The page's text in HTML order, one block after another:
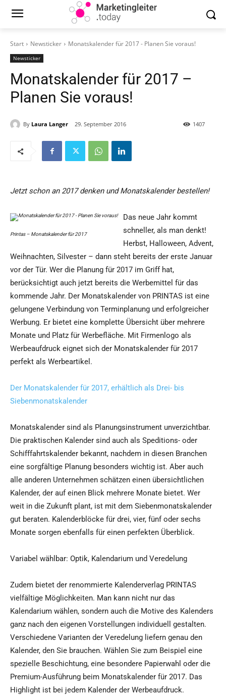
Start Newsticker Monatskalender für 2017 - Planen Sie voraus!
Newsticker
Monatskalender für 2017 –
Planen Sie voraus!
By Laura Langer 29. September 2016 1407
Jetzt schon an 2017 denken und Monatskalender bestellen!
Printas – Monatskalender für 2017
Das neue Jahr kommt
schneller, als man denkt!
Herbst, Halloween, Advent,
Weihnachten, Silvester – dann steht bereits der erste Januar
vor der Tür. Wer die Planung für 2017 im Griff hat,
berücksichtigt auch jetzt bereits die Werbemittel für das
kommende Jahr. Der Monatskalender von PRINTAS ist eine
gelungene Verbindung von Terminplanung und erfolgreicher
Werbung. Er bietet eine komplette Übersicht über mehrere
Monate und Platz für Werbefläche. Mit Firmenlogo als
Werbeaufdruck eignet sich der Monatskalender für 2017
perfekt als Werbeartikel.
Der Monatskalender für 2017, erhältlich als Drei- bis
Siebenmonatskalender
Monatskalender sind als Planungsinstrument unverzichtbar.
Die praktischen Kalender sind auch als Speditions- oder
Schifffahrtskalender bekannt, nachdem in diesen Branchen
eine sorgfältige Planung besonders wichtig ist. Aber auch
alle anderen Unternehmen schätzen einen übersichtlichen
Kalender, der auf einen Blick mehrere Monate bietet. Wer
weit in die Zukunft plant, ist mit dem Siebenmonatskalender
gut beraten. Kalenderblöcke für drei, vier, fünf oder sechs
Monate sorgen ebenfalls für einen perfekten Überblick.
Variabel wählbar: Optik, Kalendarium und Veredelung
Zudem bietet der renommierte Kalenderverlag PRINTAS
vielfältige Möglichkeiten. Man kann nicht nur das
Kalendarium wählen, sondern auch die Motive des Kalenders
ganz nach den eigenen Vorstellungen individuell gestalten.
Verschiedene Varianten der Veredelung liefern genau den
Kalender, den Sie brauchen. Wählen Sie zum Beispiel eine
spezielle Beschichtung, eine besondere Papierwahl oder die
Premium-Ausführung beim Monatskalender für 2017. Das
Highlight ist bei jedem Kalender der Werbeaufdruck.